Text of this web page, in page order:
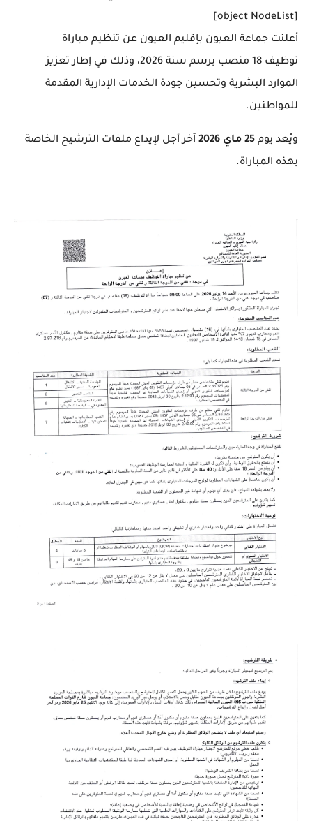
[object NodeList]
أعلنت جماعة العيون بإقليم العيون عن تنظيم مباراة
توظيف 18 منصب
برسم سنة 2026، وذلك في إطار تعزيز
الموارد البشرية وتحسين جودة الخدمات الإدارية المقدمة
للمواطنين.
ويُعد يوم 25 ماي 2026
آخر أجل لإيداع ملفات الترشيح الخاصة
بهذه المباراة.